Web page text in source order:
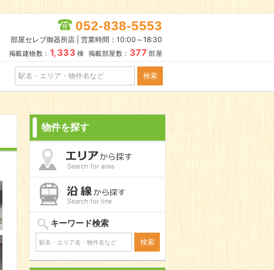
052-838-5553
部屋セレブ御器所店 | 営業時間：10:00～18:30
掲載建物数： 1,333 棟 掲載部屋数： 377 部屋
物件を探す
Search for area
Search for line
キーワード検索